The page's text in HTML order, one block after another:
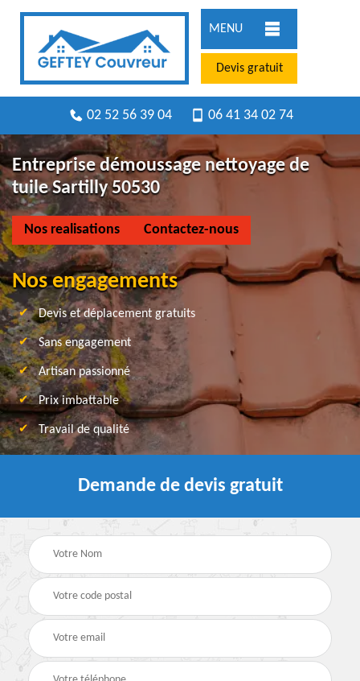
MENU
Devis gratuit
02 52 56 39 04 06 41 34 02 74
Entreprise démoussage nettoyage de
tuile Sartilly 50530
Nos realisations Contactez-nous
Nos engagements
Devis et déplacement gratuits
Sans engagement
Artisan passionné
Prix imbattable
Travail de qualité
Demande de devis gratuit